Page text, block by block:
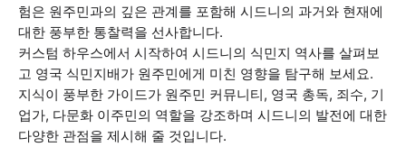
험은 원주민과의 깊은 관계를 포함해 시드니의 과거와 현재에
대한 풍부한 통찰력을 선사합니다.
커스텀 하우스에서 시작하여 시드니의 식민지 역사를 살펴보
고 영국 식민지배가 원주민에게 미친 영향을 탐구해 보세요.
지식이 풍부한 가이드가 원주민 커뮤니티, 영국 총독, 죄수, 기
업가, 다문화 이주민의 역할을 강조하며 시드니의 발전에 대한
다양한 관점을 제시해 줄 것입니다.